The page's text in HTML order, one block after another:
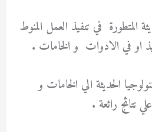
المتطورة في تنفيذ العمل المنوط
او في الادوات و الخامات .
الحديثة الي الخامات و
نتائج رائعة .